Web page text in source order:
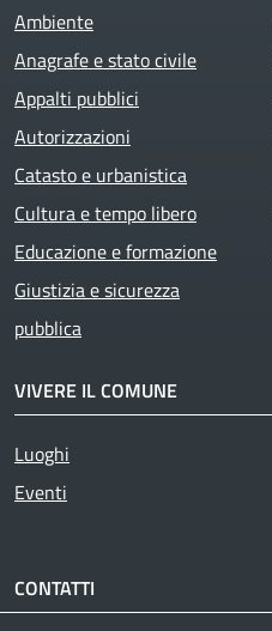
Ambiente
Anagrafe e stato civile
Appalti pubblici
Autorizzazioni
Catasto e urbanistica
Cultura e tempo libero
Educazione e formazione
Giustizia e sicurezza
pubblica
VIVERE IL COMUNE
Luoghi
Eventi
CONTATTI